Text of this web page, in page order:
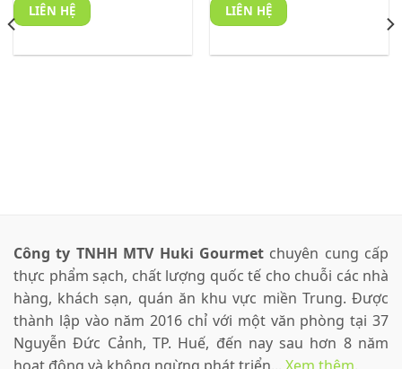
LIÊN HỆ LIÊN HỆ
Công ty TNHH MTV Huki Gourmetchuyên cung cấp
thực phẩm sạch, chất lượng quốc tế cho chuỗi các nhà
hàng, khách sạn, quán ăn khu vực miền Trung. Được
thành lập vào năm 2016 chỉ với một văn phòng tại 37
Nguyễn Đức Cảnh, TP. Huế, đến nay sau hơn 8 năm